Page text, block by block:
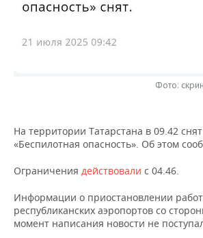
НЕФТЕХИМИЯ
НЕФТЬ
ONLINE-КОНФЕРЕНЦИИ
ХОККЕЙ
ВОЛЕЙБОЛ
ВЛАСТЬ
ИСТОРИЯ
СЮЖЕТЫ
СПИСОК ПЕРСОН
ПОЛНАЯ ВЕРСИЯ
Фото:
На территории Татарстана в 09.42
«Беспилотная опасность». Об этом
Ограничения действовали с 04.46.
Информации о приостановлении
республиканских аэропортов со
момент написания новости не